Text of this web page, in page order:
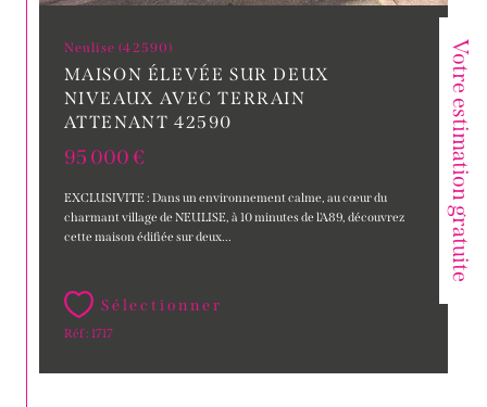
Votre estimation gratuite
Neulise (42590)
MAISON ÉLEVÉE SUR DEUX
NIVEAUX AVEC TERRAIN
ATTENANT 42590
95 000 €
EXCLUSIVITE : Dans un environnement calme, au cœur du
charmant village de NEULISE, à 10 minutes de l'A89, découvrez
cette maison édifiée sur deux...
Sélectionner
Réf : 1717